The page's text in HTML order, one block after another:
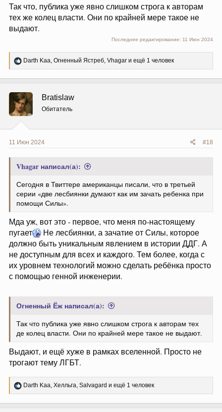
Так что, публика уже явно слишком строга к авторам
тех же колец власти. Они по крайней мере такое не
выдают.
Последнее редактирование: 11 Июн 2024
Р
е
ц
и
и
:
Darth Kaa, Огненный Ястреб, Vhagar и ещё 1 человек
Bratislaw
Обитатель
11 Июн 2024 #18
Vhagar написал(а):
Сегодня в Твиттере американцы писали, что в третьей
серии «две лесбиянки думают как им зачать ребенка при
помощи Силы».
Мда уж, вот это - первое, что меня по-настоящему
пугает
Не лесбиянки, а зачатие от Силы, которое
должно быть уникальным явлением в истории ДДГ. А
не доступным для всех и каждого. Тем более, когда с
их уровнем технологий можно сделать ребёнка просто
с помощью генной инженерии.
Огненный Ёж написал(а):
Так что публика уже явно слишком строга к авторам тех
де колец власти. Они по крайней мере такое не выдают.
Выдают, и ещё хуже в рамках вселенной. Просто не
трогают тему ЛГБТ.
Р
е
Darth Kaa, Хелльга, Salvagard и ещё 1 человек